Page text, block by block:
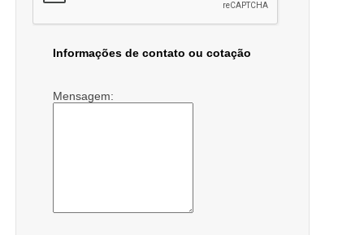
Informações de contato ou cotação
Mensagem: